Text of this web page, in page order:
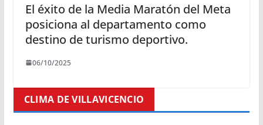
El éxito de la Media Maratón del Meta
posiciona al departamento como
destino de turismo deportivo.
06/10/2025
CLIMA DE VILLAVICENCIO